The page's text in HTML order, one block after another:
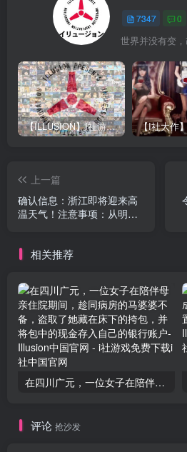
7347 0
世界并没有变
【ILLUSION】I社游戏合集截至2025 无修正汉化硬盘纯净版手慢无[微云/OD]
上一篇
确认信息：浙江即将迎来高
温天气！注意事项：从明天
相关推荐
在四川广元，一位女子在陪伴母亲住院期间，趁同病房的马婆婆不备，盗取了她藏在床下的挎包，并将包中的现金存入自己的银行账户
评论 抢沙发